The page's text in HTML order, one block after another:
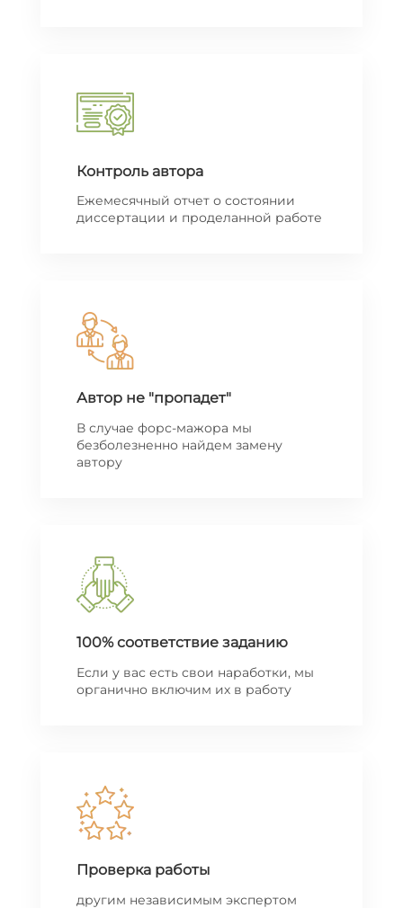
Контроль автора
Ежемесячный отчет о состоянии
диссертации и проделанной работе
Автор не "пропадет"
В случае форс-мажора мы
безболезненно найдем замену
автору
100% соответствие заданию
Если у вас есть свои наработки, мы
органично включим их в работу
Проверка работы
другим независимым экспертом